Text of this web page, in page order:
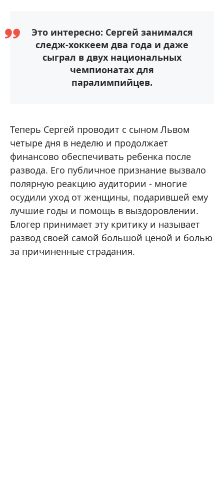
Это интересно: Сергей занимался
следж-хоккеем два года и даже
сыграл в двух национальных
чемпионатах для
паралимпийцев.
Теперь Сергей проводит с сыном Львом
четыре дня в неделю и продолжает
финансово обеспечивать ребенка после
развода. Его публичное признание вызвало
полярную реакцию аудитории - многие
осудили уход от женщины, подарившей ему
лучшие годы и помощь в выздоровлении.
Блогер принимает эту критику и называет
развод своей самой большой ценой и болью
за причиненные страдания.